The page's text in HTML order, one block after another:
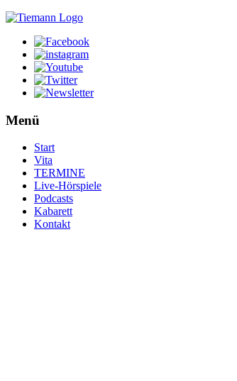
Menü
Start
Vita
TERMINE
Live-Hörspiele
Podcasts
Kabarett
Kontakt